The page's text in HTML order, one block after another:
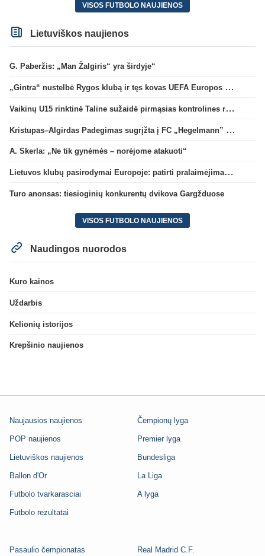
VISOS FUTBOLO NAUJIENOS
Lietuviškos naujienos
G. Paberžis: „Man Žalgiris“ yra širdyje“
„Gintra“ nustelbė Rygos klubą ir tęs kovas UEFA Europos taurės atrankoje
Vaikinų U15 rinktinė Taline sužaidė pirmąsias kontrolines rungtynes
Kristupas–Algirdas Padegimas sugrįžta į FC „Hegelmann” B sudėtį
A. Skerla: „Ne tik gynėmės – norėjome atakuoti“
Lietuvos klubų pasirodymai Europoje: patirti pralaimėjimai Kroatijos atstovams
Turo anonsas: tiesioginių konkurentų dvikova Gargžduose
VISOS FUTBOLO NAUJIENOS
Naudingos nuorodos
Kuro kainos
Uždarbis
Kelionių istorijos
Krepšinio naujienos
Naujausios naujienos
POP naujienos
Lietuviškos naujienos
Ballon d'Or
Futbolo tvarkarasciai
Futbolo rezultatai
Čempionų lyga
Premier lyga
Bundesliga
La Liga
A lyga
Pasaulio čempionatas Real Madrid C.F.